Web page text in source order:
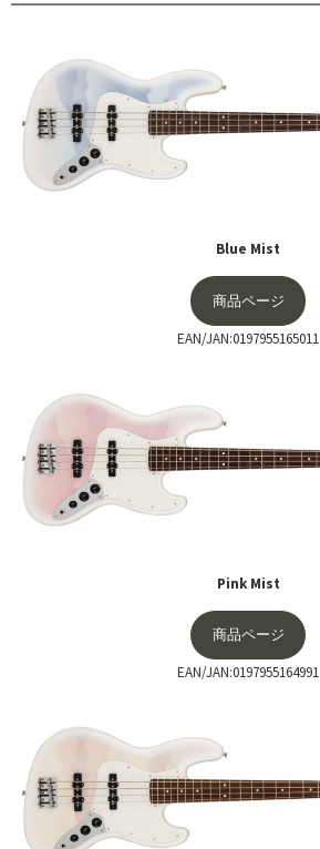
Blue Mist
商品ページ
EAN/JAN:0197955165011
Pink Mist
商品ページ
EAN/JAN:0197955164991